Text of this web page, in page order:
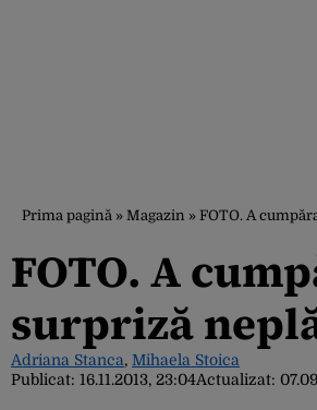
Prima pagină » Magazin » FOTO. A
FOTO. A
surpriză
Adriana Stanca, Mihaela Stoica
Publicat: 16.11.2013, 23:04Actualizat: